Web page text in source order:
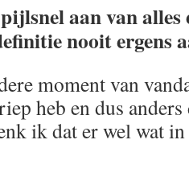
aan van
nooit ergens
moment van
heb en dus
ik dat er wel wat